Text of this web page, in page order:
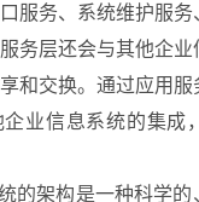
服务、系统维护服
务层还会与其他企业
和交换。通过应用
业信息系统的集成
的架构是一种科学